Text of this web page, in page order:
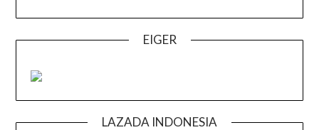
EIGER
LAZADA INDONESIA